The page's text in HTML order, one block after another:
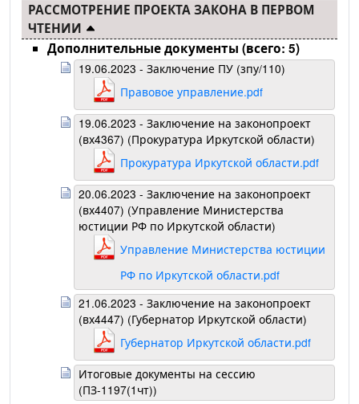
РАССМОТРЕНИЕ ПРОЕКТА ЗАКОНА В ПЕРВОМ
ЧТЕНИИ
Дополнительные документы (всего: 5)
19.06.2023 - Заключение ПУ (зпу/110)
Правовое управление.pdf
19.06.2023 - Заключение на законопроект
(вх4367) (Прокуратура Иркутской области)
Прокуратура Иркутской области.pdf
20.06.2023 - Заключение на законопроект
(вх4407) (Управление Министерства
юстиции РФ по Иркутской области)
Управление Министерства юстиции
РФ по Иркутской области.pdf
21.06.2023 - Заключение на законопроект
(вх4447) (Губернатор Иркутской области)
Губернатор Иркутской области.pdf
Итоговые документы на сессию
(ПЗ-1197(1чт))